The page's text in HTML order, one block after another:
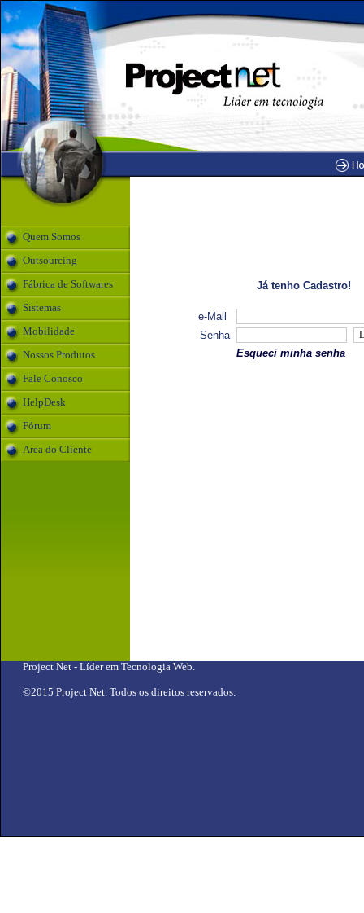
Quem Somos
Outsourcing
Fábrica de Softwares
Sistemas
Mobilidade
Nossos Produtos
Fale Conosco
HelpDesk
Fórum
Area do Cliente
Já tenho Cadastro!
e-Mail
Senha
Esqueci minha senha
Project Net - Líder em Tecnologia Web.
©2015 Project Net. Todos os direitos reservados.